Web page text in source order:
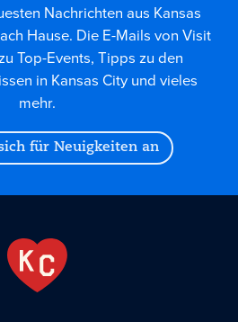
Nachrichten aus Kansas
Hause. Die E-Mails von Visit
Top-Events, Tipps zu den
in Kansas City und vieles
mehr.
für Neuigkeiten an